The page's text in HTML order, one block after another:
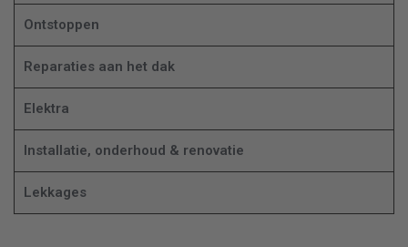
Ontstoppen
Reparaties aan het dak
Elektra
Installatie, onderhoud & renovatie
Lekkages